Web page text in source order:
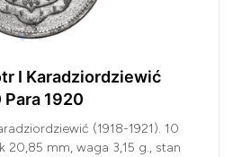
I Karadziordziewić
Para 1920
(1918-1921). 10
20,85 mm, waga 3,15 g., stan